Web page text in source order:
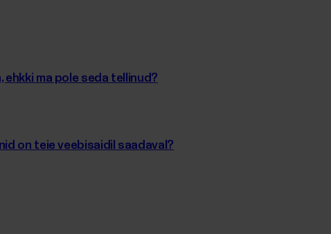
ma pole seda tellinud?
on teie veebisaidil saadaval?